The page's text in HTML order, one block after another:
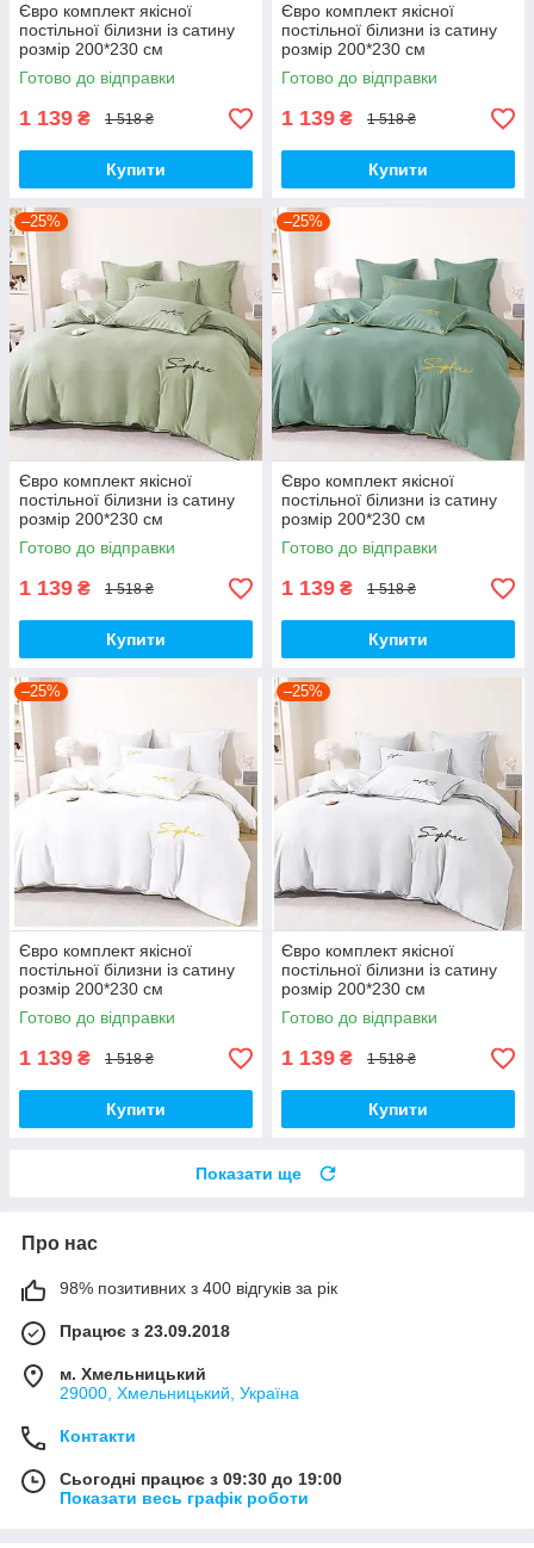
Євро комплект якісної
постільної білизни із сатину
розмір 200*230 см
Готово до відправки
1 139 ₴ 1 518 ₴
Купити
Євро комплект якісної
постільної білизни із сатину
розмір 200*230 см
Готово до відправки
1 139 ₴ 1 518 ₴
Купити
–25%
Євро комплект якісної
постільної білизни із сатину
розмір 200*230 см
Готово до відправки
1 139 ₴ 1 518 ₴
Купити
–25%
Євро комплект якісної
постільної білизни із сатину
розмір 200*230 см
Готово до відправки
1 139 ₴ 1 518 ₴
Купити
–25%
Євро комплект якісної
постільної білизни із сатину
розмір 200*230 см
Готово до відправки
1 139 ₴ 1 518 ₴
Купити
–25%
Євро комплект якісної
постільної білизни із сатину
розмір 200*230 см
Готово до відправки
1 139 ₴ 1 518 ₴
Купити
Показати ще
Про нас
98% позитивних з 400 відгуків за рік
Працює з 23.09.2018
м. Хмельницький
29000, Хмельницький, Україна
Контакти
Сьогодні працює з 09:30 до 19:00
Показати весь графік роботи